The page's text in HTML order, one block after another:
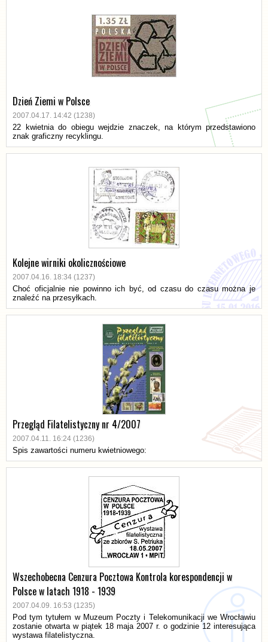
Dzień Ziemi w Polsce
2007.04.17. 14:42 (1238)
22 kwietnia do obiegu wejdzie znaczek, na którym przedstawiono
znak graficzny recyklingu.
Kolejne wirniki okolicznościowe
2007.04.16. 18:34 (1237)
Choć oficjalnie nie powinno ich być, od czasu do czasu można je
znaleźć na przesyłkach.
Przegląd Filatelistyczny nr 4/2007
2007.04.11. 16:24 (1236)
Spis zawartości numeru kwietniowego:
Wszechobecna Cenzura Pocztowa Kontrola korespondencji w
Polsce w latach 1918 - 1939
2007.04.09. 16:53 (1235)
Pod tym tytułem w Muzeum Poczty i Telekomunikacji we Wrocławiu
zostanie otwarta w piątek 18 maja 2007 r. o godzinie 12 interesująca
wystawa filatelistyczna.